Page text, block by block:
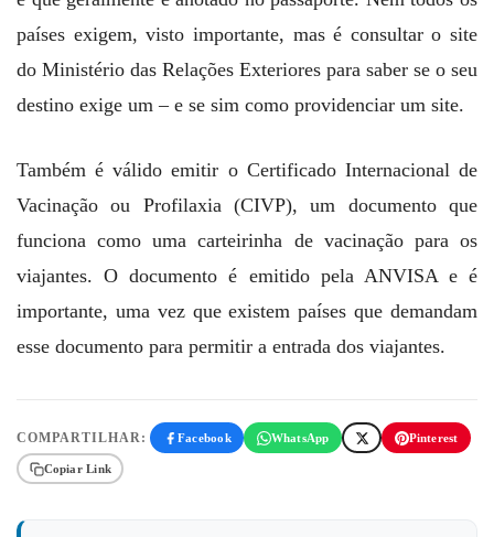
países exigem, visto importante, mas é consultar o site
do Ministério das Relações Exteriores para saber se o seu
destino exige um – e se sim como providenciar um site.
Também é válido emitir o Certificado Internacional de
Vacinação ou Profilaxia (CIVP), um documento que
funciona como uma carteirinha de vacinação para os
viajantes. O documento é emitido pela ANVISA e é
importante, uma vez que existem países que demandam
esse documento para permitir a entrada dos viajantes.
COMPARTILHAR: Facebook WhatsApp Pinterest
Copiar Link